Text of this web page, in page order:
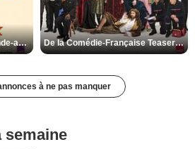
Les Matins merveilleux Bande-annonce VF De la Comédie-Française Teaser VF
à ne pas manquer
semaine